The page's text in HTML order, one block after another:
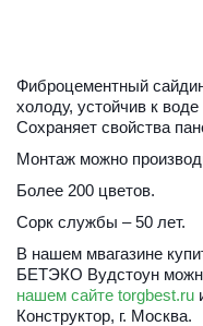
Фиброцементный
холоду, устойчив к
Сохраняет свойства
Монтаж можно
Более 200 цветов.
Сорк службы – 50 лет.
В нашем мвагазине
БЕТЭКО Вудстоун
нашем сайте torgbest.ru
Конструктор, г. Москва.